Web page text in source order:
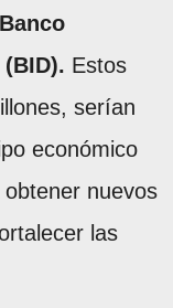
Estos
serían
económico
nuevos
las